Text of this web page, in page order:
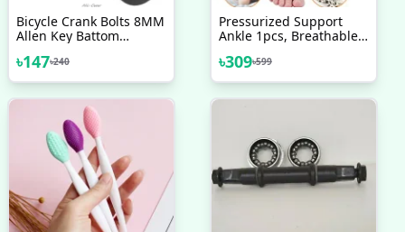
Bicycle Crank Bolts 8MM
Allen Key Battom
High Quality Bicycle
Accessories 2 Pcs
৳147৳240
Pressurized Support
Ankle 1pcs, Breathable
Sleeve With Adjustable
Wrap
৳309৳599